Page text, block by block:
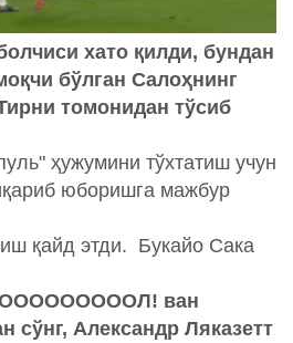
хато қилди, бундан
бўлган Салоҳнинг
томонидан тўсиб
ҳужумини тўхтатиш учун
юборишга мажбур
қайд этди. Букайо Сака
ван
сўнг, Александр Ляказетт